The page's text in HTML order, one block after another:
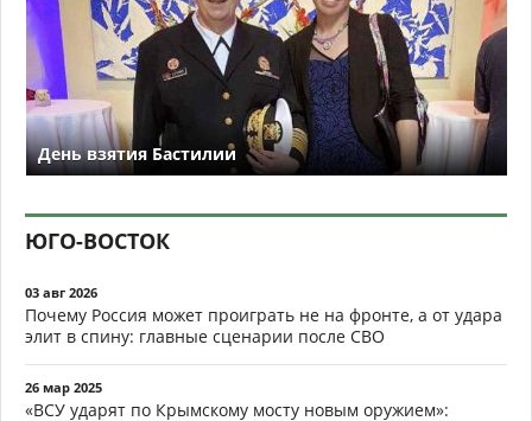
День взятия Бастилии
ЮГО-ВОСТОК
03 авг 2026
Почему Россия может проиграть не на фронте, а от удара
элит в спину: главные сценарии после СВО
26 мар 2025
«ВСУ ударят по Крымскому мосту новым оружием»: